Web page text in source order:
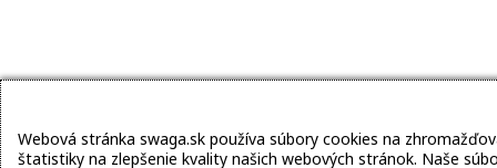
Webová stránka swaga.sk používa súbory cookies na
štatistiky na zlepšenie kvality našich webových stránok. Naše